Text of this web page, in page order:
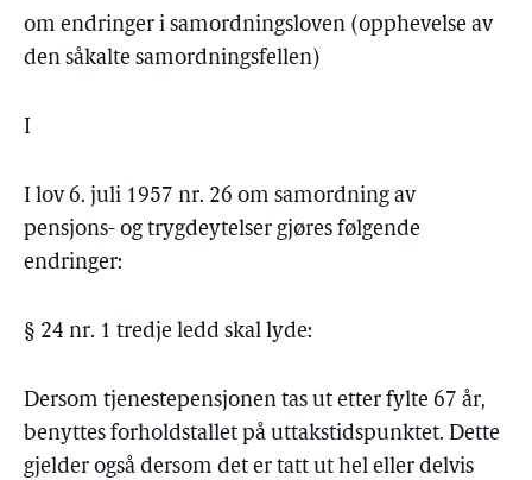
om endringer i samordningsloven (opphevelse av
den såkalte samordningsfellen)
I
I lov 6. juli 1957 nr. 26 om samordning av
pensjons- og trygdeytelser gjøres følgende
endringer:
§ 24 nr. 1 tredje ledd skal lyde:
Dersom tjenestepensjonen tas ut etter fylte 67 år,
benyttes forholdstallet på uttakstidspunktet. Dette
gjelder også dersom det er tatt ut hel eller delvis